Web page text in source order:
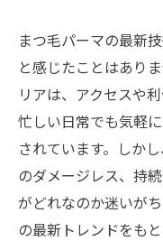
まつ毛パーマの最新
と感じたことはあり
リアは、アクセスや
忙しい日常でも気軽
されています。しか
のダメージレス、持
がどれなのか迷いが
の最新トレンドをも